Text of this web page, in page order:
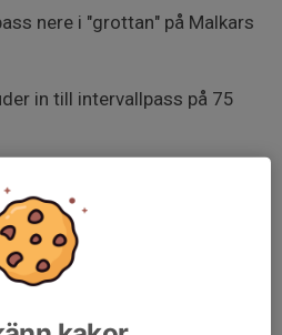
nere i "grottan" på Malkars
in till intervallpass på 75
att se Watt/Rpm. Ladda hem
av app/cykel.